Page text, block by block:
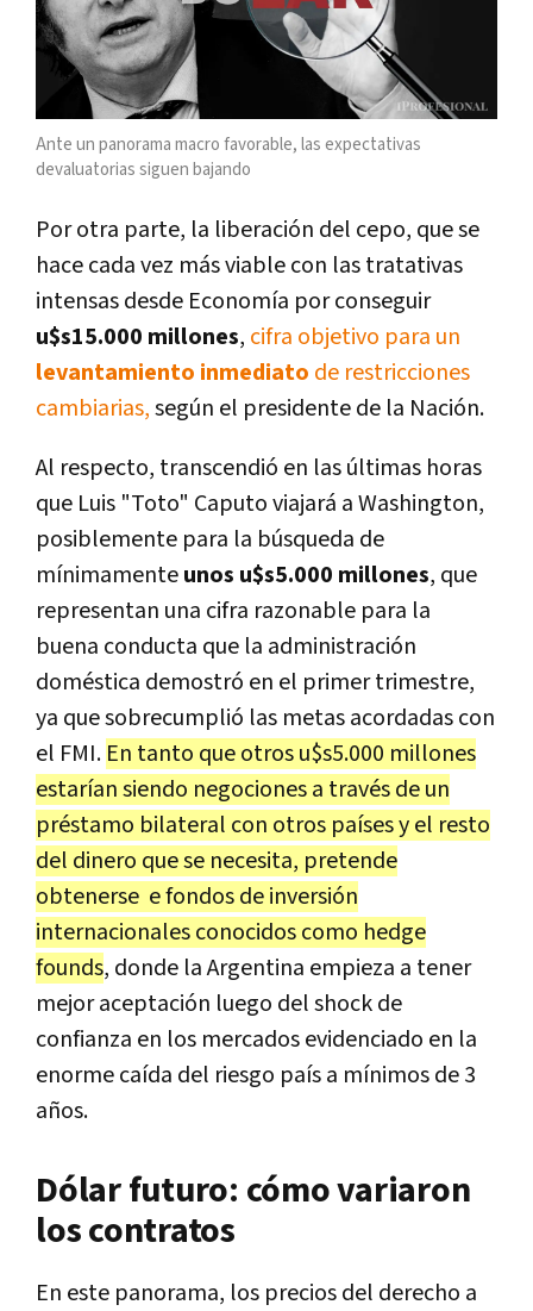
Ante un panorama macro favorable, las expectativas
devaluatorias siguen bajando
Por otra parte, la liberación del cepo, que se
hace cada vez más viable con las tratativas
intensas desde Economía por conseguir
u$s15.000 millones, cifra objetivo para un
levantamiento inmediato de restricciones
cambiarias,según el presidente de la Nación.
Al respecto, transcendió en las últimas horas
que Luis "Toto" Caputo viajará a Washington,
posiblemente para la búsqueda de
mínimamenteunos u$s5.000 millones, que
representan una cifra razonable para la
buena conducta que la administración
doméstica demostró en el primer trimestre,
ya que sobrecumplió las metas acordadas con
el FMI. En tanto que otros u$s5.000 millones
estarían siendo negociones a través de un
préstamo bilateral con otros países y el resto
del dinero que se necesita, pretende
obtenerse e fondos de inversión
internacionales conocidos como hedge
founds, donde la Argentina empieza a tener
mejor aceptación luego del shock de
confianza en los mercados evidenciado en la
enorme caída del riesgo país a mínimos de 3
años.
Dólar futuro: cómo variaron
los contratos
En este panorama, los precios del derecho a